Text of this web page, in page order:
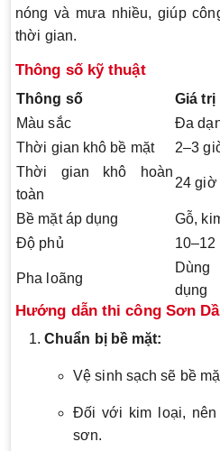
nóng và mưa nhiều, giúp
thời gian.
Thông số kỹ thuật
Thông số
Giá trị
Màu sắc
Đa
Thời gian khô bề mặt
2–3
Thời gian khô hoàn
toàn
24 giờ
Bề mặt áp dụng
Gỗ,
Độ phủ
10–12
Pha loãng
dụng
Hướng dẫn thi công Sơn
Chuẩn bị bề mặt:
Vệ sinh sạch sẽ bề
Đối với kim loại,
sơn.